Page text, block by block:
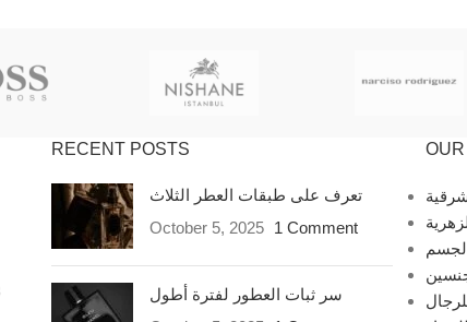
RECENT POSTS
تعرف على طبقات العطر الثلاث
October 5, 2025
1 Comment
سر ثبات العطور لفترة أطول